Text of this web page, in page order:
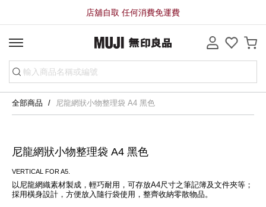
店舖自取 任何消費免運費
全部商品 尼龍網狀小物整理袋 A4 黑色
尼龍網狀小物整理袋 A4 黑色
VERTICAL FOR A5.
以尼龍網織素材製成，輕巧耐用，可存放A4尺寸之筆記簿及文件夾等；
採用橫身設計，方便放入隨行袋使用，整齊收納零散物品。